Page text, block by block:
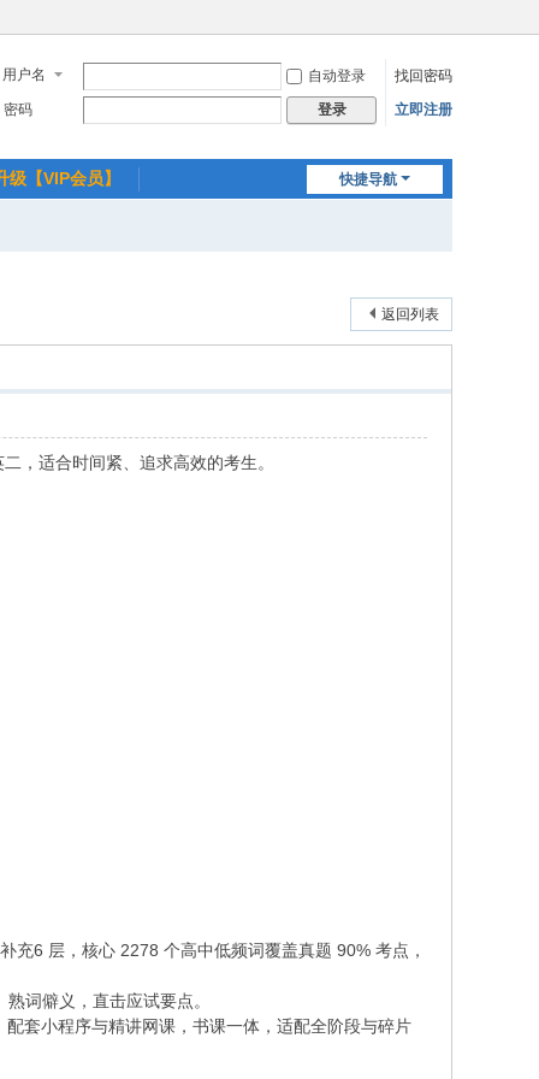
用户名 自动登录
找回密码
密码
登录 立即注册
快捷导航
级【VIP会员】
返回列表
，适合时间紧、追求高效的考生。
6 层，核心 2278 个高中低频词覆盖真题 90% 考点，
词僻义，直击应试要点。
套小程序与精讲网课，书课一体，适配全阶段与碎片